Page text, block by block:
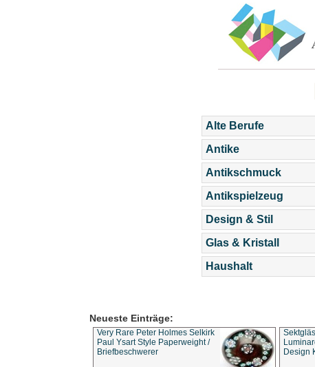
Alte Berufe
Antike
Antikschmuck
Antikspielzeug
Design & Stil
Glas & Kristall
Haushalt
Neueste Einträge:
Very Rare Peter Holmes Selkirk
Paul Ysart Style Paperweight /
Briefbeschwerer
Design